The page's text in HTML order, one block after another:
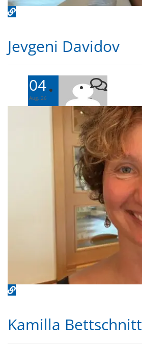
Jevgeni Davidov
04
Aug. 26 -
Kamilla Bettschnitt